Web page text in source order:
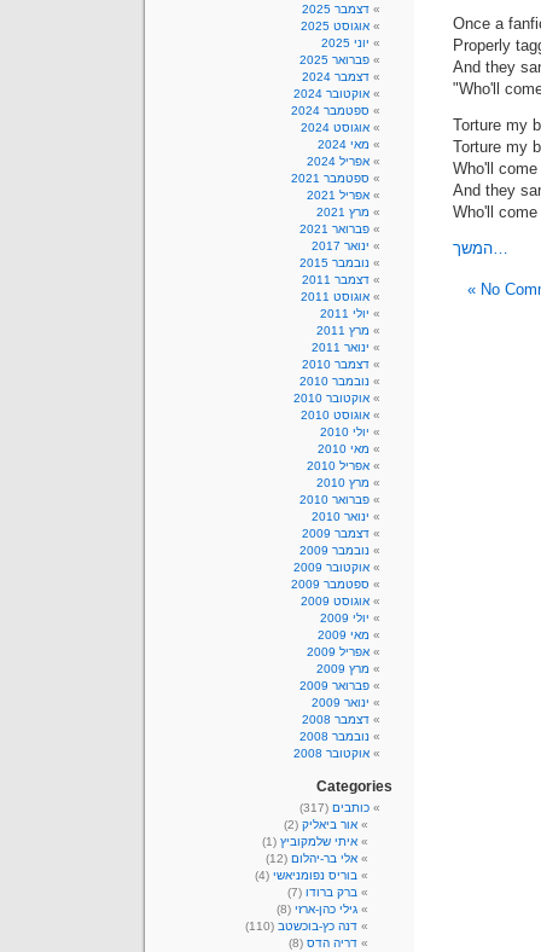
Once a
Properly
And they
"Who'll
Torture my
Torture my
Who'll
And they
Who'll
No
דצמבר 2025
אוגוסט 2025
יוני 2025
פברואר 2025
דצמבר 2024
אוקטובר 2024
ספטמבר 2024
אוגוסט 2024
מאי 2024
אפריל 2024
ספטמבר 2021
אפריל 2021
מרץ 2021
פברואר 2021
ינואר 2017
נובמבר 2015
דצמבר 2011
אוגוסט 2011
יולי 2011
מרץ 2011
ינואר 2011
דצמבר 2010
נובמבר 2010
אוקטובר 2010
אוגוסט 2010
יולי 2010
מאי 2010
אפריל 2010
מרץ 2010
פברואר 2010
ינואר 2010
דצמבר 2009
נובמבר 2009
אוקטובר 2009
ספטמבר 2009
אוגוסט 2009
יולי 2009
מאי 2009
אפריל 2009
מרץ 2009
פברואר 2009
ינואר 2009
דצמבר 2008
נובמבר 2008
אוקטובר 2008
Categories
כותבים (317)
אור ביאליק (2)
איתי שלמקוביץ (1)
אלי בר-יהלום (12)
בוריס נפומניאשי (4)
ברק ברודו (7)
גילי כהן-ארזי (8)
דנה כץ-בוכשטב (110)
דריה הדס (8)